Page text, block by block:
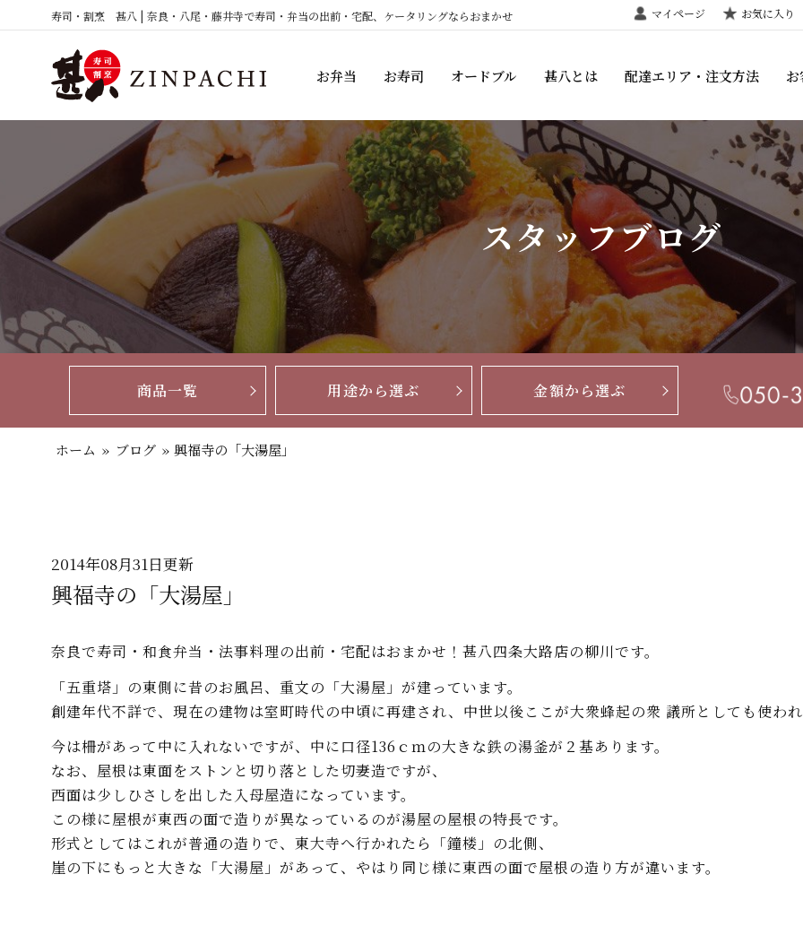
ン
プ
寿司・割烹 甚八 | 奈良・八尾・藤井寺で寿司・弁当の出前・宅配、ケータリングならおまかせ マイページ お気に入り
お弁当 お寿司 オードブル 甚八とは 配達エリア・注文方法
スタッフブログ
商品一覧 用途から選ぶ 金額から選ぶ
ホーム » ブログ » 興福寺の「大湯屋」
2014年08月31日更新
興福寺の「大湯屋」
奈良で寿司・和食弁当・法事料理の出前・宅配はおまかせ！甚八四条大路店の柳川です。
「五重塔」の東側に昔のお風呂、重文の「大湯屋」が建っています。
創建年代不詳で、現在の建物は室町時代の中頃に再建され、中世以後ここが大衆蜂起の衆 議所としても使わ
今は柵があって中に入れないですが、中に口径136ｃｍの大きな鉄の湯釜が２基あります。
なお、屋根は東面をストンと切り落とした切妻造ですが、
西面は少しひさしを出した入母屋造になっています。
この様に屋根が東西の面で造りが異なっているのが湯屋の屋根の特長です。
形式としてはこれが普通の造りで、東大寺へ行かれたら「鐘楼」の北側、
崖の下にもっと大きな「大湯屋」があって、やはり同じ様に東西の面で屋根の造り方が違います。